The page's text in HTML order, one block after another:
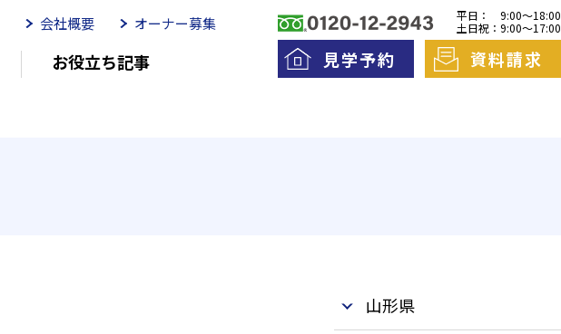
お役立ち記事
会社概要 オーナー募集
平日：
土日祝：
9:00～18:00
9:00～17:00
見学予約 資料請求
山形県